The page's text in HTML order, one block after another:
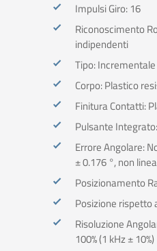
Impulsi Giro: 16
Riconoscimento
indipendenti
Tipo: Incrementale
Corpo: Plastico
Finitura Contatti:
Pulsante
Errore Angolare:
± 0.176 °, non
Posizionamento
Posizione rispetto
Risoluzione
100% (1 kHz ± 10%)